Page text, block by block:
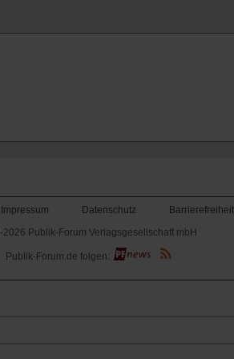
Impressum Datenschutz
Barrierefreiheit
Publik-Forum Verlagsgesellschaft mbH
(Öffnet
in
neuen
Publik-Forum.de folgen: